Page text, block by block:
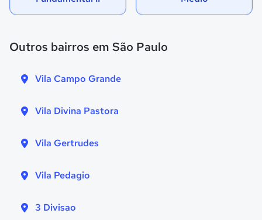
Outros bairros em São Paulo
Vila Campo Grande
Vila Divina Pastora
Vila Gertrudes
Vila Pedagio
3 Divisao